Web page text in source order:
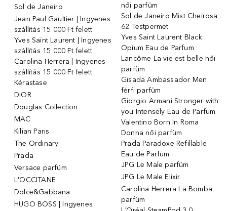
Sol de Janeiro
Jean Paul Gaultier | Ingyenes
szállítás 15 000 Ft felett
Yves Saint Laurent | Ingyenes
szállítás 15 000 Ft felett
Carolina Herrera | Ingyenes
szállítás 15 000 Ft felett
Kérastase
DIOR
Douglas Collection
MAC
Kilian Paris
The Ordinary
Prada
Versace parfüm
L'OCCITANE
Dolce&Gabbana
HUGO BOSS | Ingyenes
női parfüm
Sol de Janeiro Mist Cheirosa
62 Testpermet
Yves Saint Laurent Black
Opium Eau de Parfum
Lancôme La vie est belle női
parfüm
Gisada Ambassador Men
férfi parfüm
Giorgio Armani Stronger with
you Intensely Eau de Parfum
Valentino Born In Roma
Donna női parfüm
Prada Paradoxe Refillable
Eau de Parfum
JPG Le Male parfüm
JPG Le Male Elixir
Carolina Herrera La Bomba
parfüm